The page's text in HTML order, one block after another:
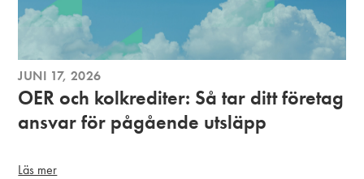
JUNI 17, 2026
OER och kolkrediter: Så tar ditt företag
ansvar för pågående utsläpp
Läs mer